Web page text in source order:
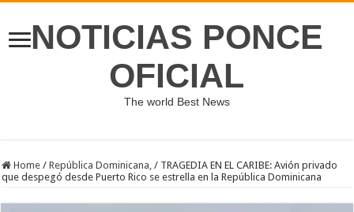
NOTICIAS PONCE
OFICIAL
The world Best News
Home / República Dominicana, / TRAGEDIA EN EL CARIBE: Avión privado
que despegó desde Puerto Rico se estrella en la República Dominicana